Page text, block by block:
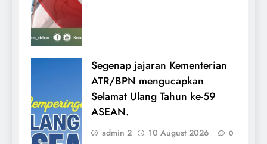
Segenap jajaran Kementerian
ATR/BPN mengucapkan
Selamat Ulang Tahun ke-59
ASEAN.
admin 2 10 August 2026 0